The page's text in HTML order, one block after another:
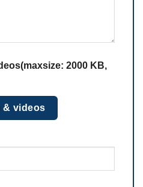
2000 KB,
& videos